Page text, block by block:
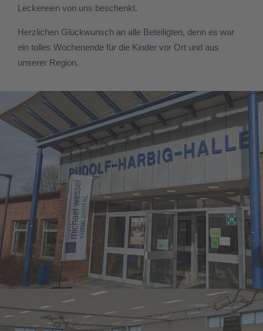
Leckereien von uns beschenkt.
Herzlichen Glückwunsch an alle Beteiligten, denn es war
ein tolles Wochenende für die Kinder vor Ort und aus
unserer Region.